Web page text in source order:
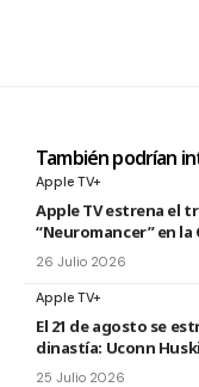
También podrían
Apple TV+
Apple TV estrena el
“Neuromancer” en la
26 Julio 2026
Apple TV+
El 21 de agosto se
dinastía: Uconn
25 Julio 2026